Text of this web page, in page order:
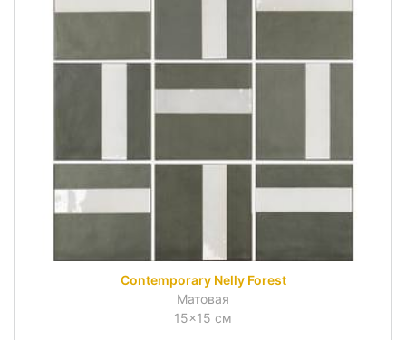
Contemporary Nelly Forest
Матовая
15x15 см